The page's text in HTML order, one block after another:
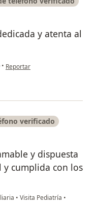
y atenta al
• en opinión del usuario Claudia
Reportar
verificado
y dispuesta
cumplida con los
• Visita Pediatría •